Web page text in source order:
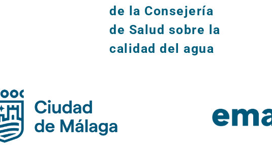
de la Consejería
de Salud sobre la
calidad del agua